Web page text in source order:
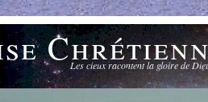
Les cieux racontent la gloire de